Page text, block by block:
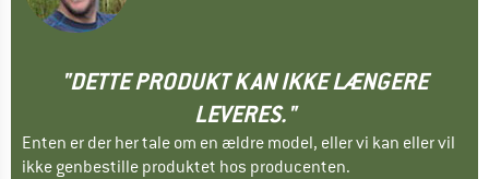
"DETTE PRODUKT KAN IKKE LÆNGERE
LEVERES."
Enten er der her tale om en ældre model, eller vi kan eller vil
ikke genbestille produktet hos producenten.